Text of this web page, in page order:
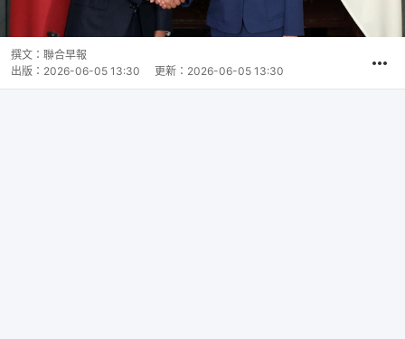
撰文： 聯合早報
出版： 2026-06-05 13:30 更新： 2026-06-05 13:30